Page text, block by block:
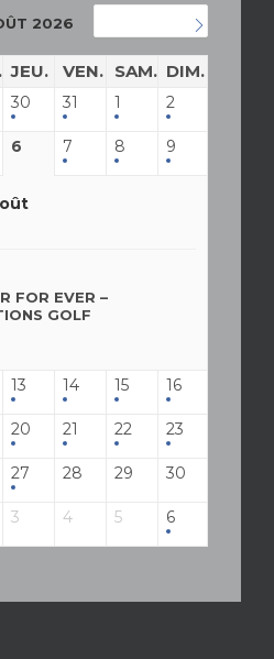
2026
JEU. VEN. SAM. DIM.
30 31 1 2
6 7 8 9
FOR EVER –
GOLF
13 14 15 16
20 21 22 23
27 28 29 30
3 4 5 6